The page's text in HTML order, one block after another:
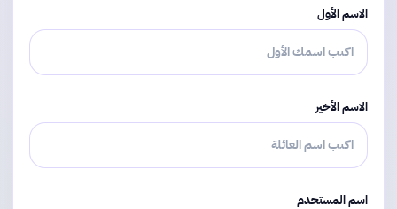
الاسم الأول
الاسم الأخير
اسم المستخدم